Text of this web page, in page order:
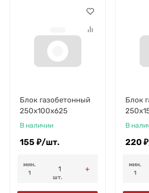
Блок газобетонный
250х100х625
В наличии
155 ₽/шт.
мин.
1
шт.
Блок
В
220 ₽
мин.
1